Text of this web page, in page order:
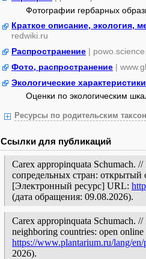
Фотографии гербарных
Краткое описание, экология,
redwiki.ru
Распространение |
Фото, распространение |
Экологические характеристики
Оценки по экологическим
Ресурсы по родительским
Ссылки для публикаций
Carex appropinquata Schumach.
сопредельных стран: открытый
[Электронный ресурс] URL:
(дата обращения: 09.08.2026).
Carex appropinquata Schumach.
neighboring countries: open
https://www.plantarium.ru/lang/
2026).